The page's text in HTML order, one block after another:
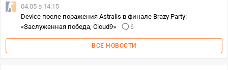
04.05 в 14:15
Device после поражения Astralis в финале Brazy Party:
«Заслуженная победа, Cloud9»
6
ВСЕ НОВОСТИ